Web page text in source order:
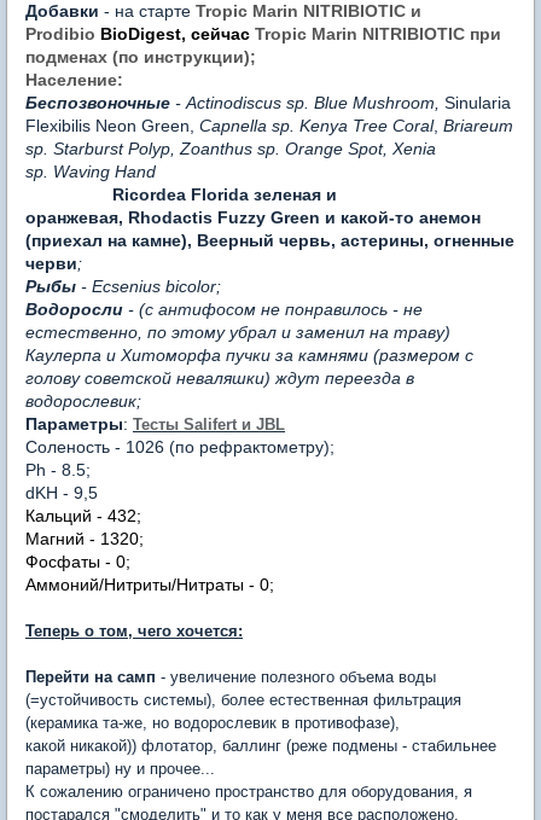
Добавки - на старте Tropic Marin NITRIBIOTIC и
Prodibio BioDigest, сейчас Tropic Marin NITRIBIOTIC при
подменах (по инструкции);
Население:
Беспозвоночные - Actinodiscus sp. Blue Mushroom Sinularia
Flexibilis Neon Green, Capnella sp. Kenya Tree Coral, Briareum
sp. Starburst Polyp, Zoanthus sp. Orange Spot, Xenia
sp. Waving Hand
Ricordea Florida зеленая и
оранжевая, Rhodactis Fuzzy Green и какой-то анемон
(приехал на камне), Веерный червь, астерины, огненные
черви;
Рыбы - Ecsenius bicolor;
Водоросли - (с антифосом не понравилось - не
естественно, по этому убрал и заменил на траву)
Каулерпа и Хитоморфа пучки за камнями (размером с
голову советской неваляшки) ждут переезда в
водорослевик;
Параметры: Тесты Salifert и JBL
Соленость - 1026 (по рефрактометру);
Ph - 8.5;
dKH - 9,5
Кальций - 432;
Магний - 1320;
Фосфаты - 0;
Аммоний/Нитриты/Нитраты - 0;
Теперь о том, чего хочется:
Перейти на самп - увеличение полезного объема воды
(=устойчивость системы), более естественная фильтрация
(керамика та-же, но водорослевик в противофазе),
какой никакой)) флотатор, баллинг (реже подмены - стабильнее
параметры) ну и прочее...
К сожалению ограничено пространство для оборудования, я
постарался "смоделить" и то как у меня все расположено,